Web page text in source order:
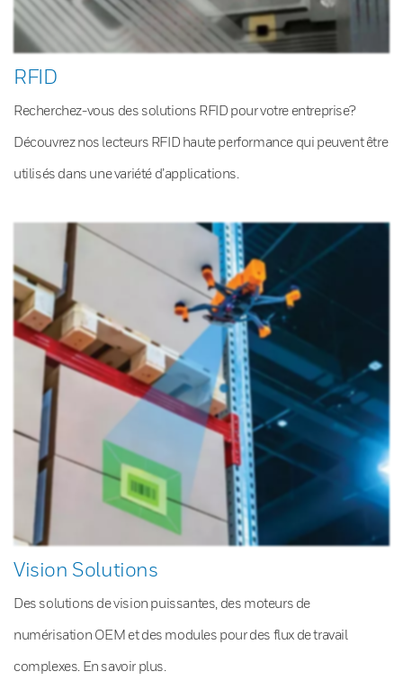
RFID
Recherchez-vous des solutions RFID pour votre entreprise?
Découvrez nos lecteurs RFID haute performance qui peuvent être
utilisés dans une variété d’applications.
Vision Solutions
Des solutions de vision puissantes, des moteurs de
numérisation OEM et des modules pour des flux de travail
complexes. En savoir plus.